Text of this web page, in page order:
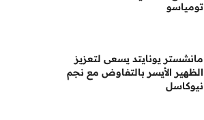
تومياسو
مانشستر يونايتد يسعى لتعزيز
الظهير الأيسر بالتفاوض مع نجم
نيوكاسل